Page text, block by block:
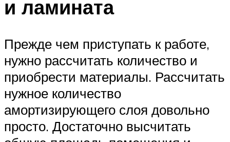
и ламината
Прежде чем приступать к работе,
нужно рассчитать количество и
приобрести материалы. Рассчитать
нужное количество
амортизирующего слоя довольно
просто. Достаточно высчитать